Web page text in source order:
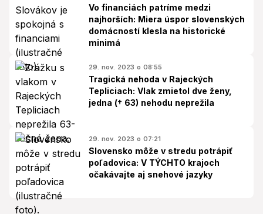
Vo financiách patríme medzi
najhorších: Miera úspor slovenských
domácností klesla na historické
minimá
29. nov. 2023 o 08:55
Tragická nehoda v Rajeckých
Tepliciach: Vlak zmietol dve ženy,
jedna († 63) nehodu neprežila
29. nov. 2023 o 07:21
Slovensko môže v stredu potrápiť
poľadovica: V TÝCHTO krajoch
očakávajte aj snehové jazyky